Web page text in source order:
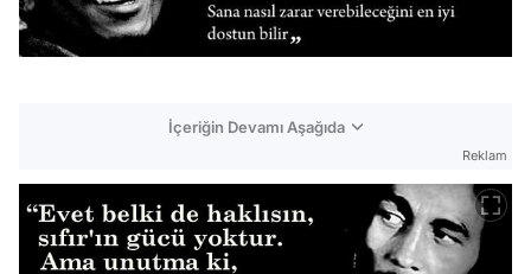
İçeriğin Devamı Aşağıda
Reklam